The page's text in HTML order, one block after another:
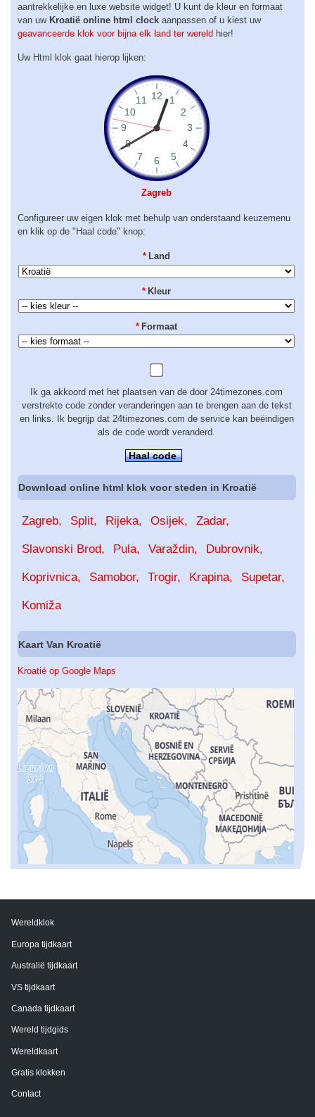
aantrekkelijke en luxe website widget! U kunt de kleur en formaat
van uw Kroatië online html clock aanpassen of u kiest uw
geavanceerde klok voor bijna elk land ter wereld hier!
Uw Html klok gaat hierop lijken:
Zagreb
Configureer uw eigen klok met behulp van onderstaand keuzemenu
en klik op de "Haal code" knop:
* Land
* Kleur
* Formaat
Ik ga akkoord met het plaatsen van de door 24timezones.com
verstrekte code zonder veranderingen aan te brengen aan de tekst
en links. Ik begrijp dat 24timezones.com de service kan beëindigen
als de code wordt veranderd.
Haal code
Download online html klok voor steden in Kroatië
Zagreb Split Rijeka Osijek Zadar
Slavonski Brod Pula Varaždin Dubrovnik
Koprivnica Samobor Trogir Krapina Supetar
Komiža
Kaart Van Kroatië
Kroatië op Google Maps
Wereldklok
Europa tijdkaart
Australië tijdkaart
VS tijdkaart
Canada tijdkaart
Wereld tijdgids
Wereldkaart
Gratis klokken
Contact